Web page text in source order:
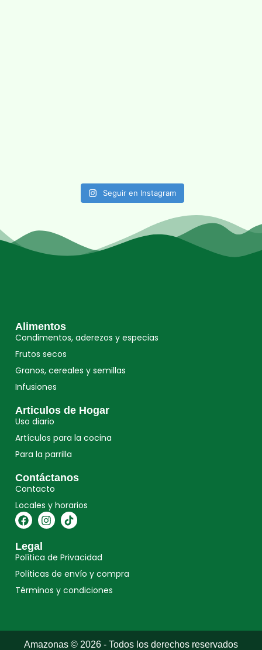
Seguir en Instagram
Alimentos
Condimentos, aderezos y especias
Frutos secos
Granos, cereales y semillas
Infusiones
Articulos de Hogar
Uso diario
Artículos para la cocina
Para la parrilla
Contáctanos
Contacto
Locales y horarios
Legal
Política de Privacidad
Políticas de envío y compra
Términos y condiciones
Amazonas © 2026 - Todos los derechos reservados